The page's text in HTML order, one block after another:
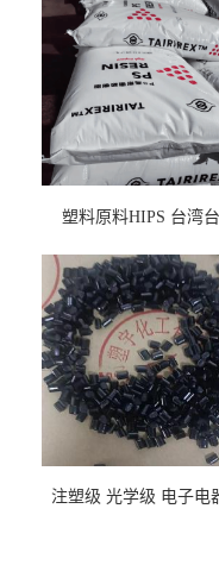
塑料原料HIPS 台湾
用料
注塑级 光学级 电子电